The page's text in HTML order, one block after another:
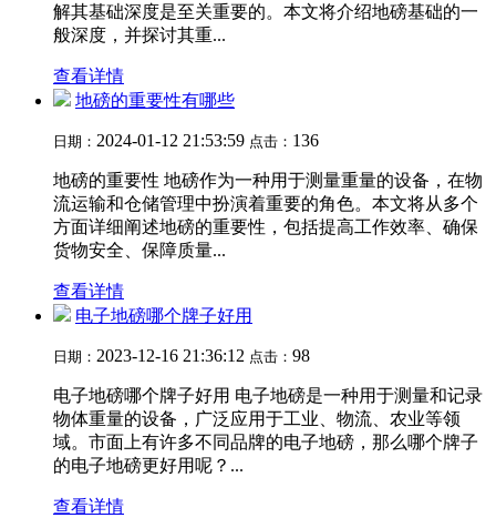
解其基础深度是至关重要的。本文将介绍地磅基础的一
般深度，并探讨其重...
查看详情
地磅的重要性有哪些
日期： 2024-01-12 21:53:59 点击： 136
地磅的重要性 地磅作为一种用于测量重量的设备，在物
流运输和仓储管理中扮演着重要的角色。本文将从多个
方面详细阐述地磅的重要性，包括提高工作效率、确保
货物安全、保障质量...
查看详情
电子地磅哪个牌子好用
日期： 2023-12-16 21:36:12 点击： 98
电子地磅哪个牌子好用 电子地磅是一种用于测量和记录
物体重量的设备，广泛应用于工业、物流、农业等领
域。市面上有许多不同品牌的电子地磅，那么哪个牌子
的电子地磅更好用呢？...
查看详情